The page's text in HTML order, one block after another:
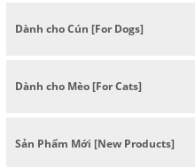
Dành cho Cún [For Dogs]
Dành cho Mèo [For Cats]
Sản Phẩm Mới [New Products]